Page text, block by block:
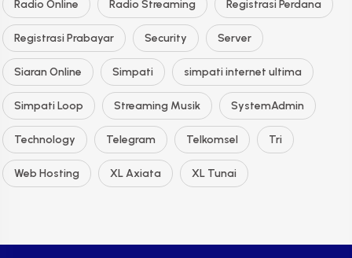
Radio Online Radio Streaming Registrasi Perdana
Registrasi Prabayar Security Server
Siaran Online Simpati simpati internet ultima
Simpati Loop Streaming Musik SystemAdmin
Technology Telegram Telkomsel Tri
Web Hosting XL Axiata XL Tunai